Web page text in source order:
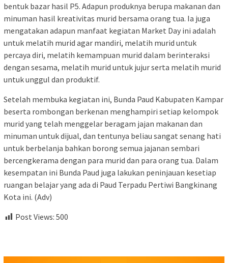
bentuk bazar hasil P5. Adapun produknya berupa makanan dan
minuman hasil kreativitas murid bersama orang tua. Ia juga
mengatakan adapun manfaat kegiatan Market Day ini adalah
untuk melatih murid agar mandiri, melatih murid untuk
percaya diri, melatih kemampuan murid dalam berinteraksi
dengan sesama, melatih murid untuk jujur serta melatih murid
untuk unggul dan produktif.
Setelah membuka kegiatan ini, Bunda Paud Kabupaten Kampar
beserta rombongan berkenan menghampiri setiap kelompok
murid yang telah menggelar beragam jajan makanan dan
minuman untuk dijual, dan tentunya beliau sangat senang hati
untuk berbelanja bahkan borong semua jajanan sembari
bercengkerama dengan para murid dan para orang tua. Dalam
kesempatan ini Bunda Paud juga lakukan peninjauan kesetiap
ruangan belajar yang ada di Paud Terpadu Pertiwi Bangkinang
Kota ini. (Adv)
Post Views: 500